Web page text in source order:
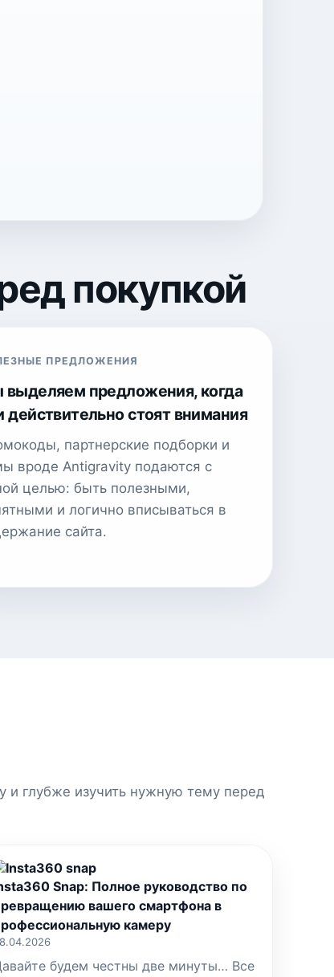
покупкой
ПРЕДЛОЖЕНИЯ
предложения, когда
действительно стоят внимания
партнерские подборки и
вроде Antigravity подаются с
целью: быть полезными,
и логично вписываться в
сайта.
и глубже изучить нужную тему перед
Snap: Полное руководство по
вашего смартфона в
камеру
будем честны две минуты… Все